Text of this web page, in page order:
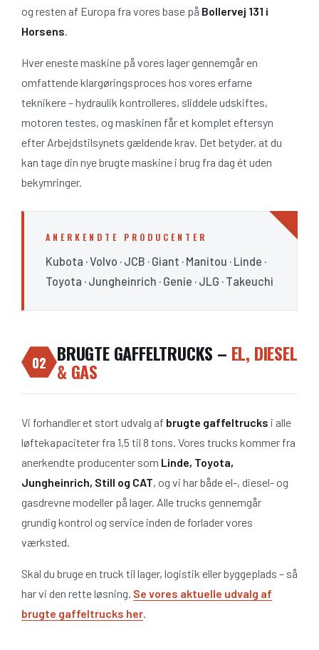
og resten af Europa fra vores base på Bollervej 131 i
Horsens.
Hver eneste maskine på vores lager gennemgår en
omfattende klargøringsproces hos vores erfarne
teknikere – hydraulik kontrolleres, sliddele udskiftes,
motoren testes, og maskinen får et komplet eftersyn
efter Arbejdstilsynets gældende krav. Det betyder, at du
kan tage din nye brugte maskine i brug fra dag ét uden
bekymringer.
ANERKENDTE PRODUCENTER
Kubota · Volvo · JCB · Giant · Manitou · Linde ·
Toyota · Jungheinrich · Genie · JLG · Takeuchi
02 BRUGTE GAFFELTRUCKS – EL, DIESEL
& GAS
Vi forhandler et stort udvalg af brugte gaffeltrucks i alle
løftekapaciteter fra 1,5 til 8 tons. Vores trucks kommer fra
anerkendte producenter som Linde, Toyota,
Jungheinrich, Still og CAT, og vi har både el-, diesel- og
gasdrevne modeller på lager. Alle trucks gennemgår
grundig kontrol og service inden de forlader vores
værksted.
Skal du bruge en truck til lager, logistik eller byggeplads – så
har vi den rette løsning. Se vores aktuelle udvalg af
brugte gaffeltrucks her.